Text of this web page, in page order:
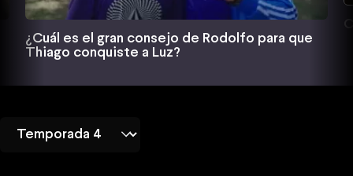
¿Cuál es el gran consejo de Rodolfo para que
Thiago conquiste a Luz?